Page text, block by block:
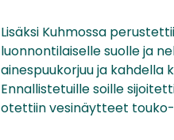
Lisäksi Kuhmossa
luonnontilaiselle suolle ja
ainespuukorjuu ja kahdella
Ennallistetuille soille
otettiin vesinäytteet touko-,